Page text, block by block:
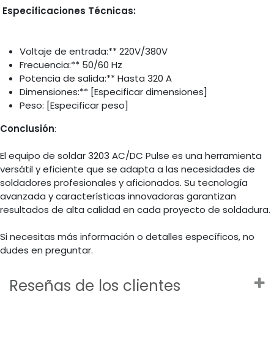
Especificaciones Técnicas:
Voltaje de entrada:** 220V/380V
Frecuencia:** 50/60 Hz
Potencia de salida:** Hasta 320 A
Dimensiones:** [Especificar dimensiones]
Peso: [Especificar peso]
Conclusión:
El equipo de soldar 3203 AC/DC Pulse es una herramienta
versátil y eficiente que se adapta a las necesidades de
soldadores profesionales y aficionados. Su tecnología
avanzada y características innovadoras garantizan
resultados de alta calidad en cada proyecto de soldadura.
Si necesitas más información o detalles específicos, no
dudes en preguntar.
Reseñas de los clientes